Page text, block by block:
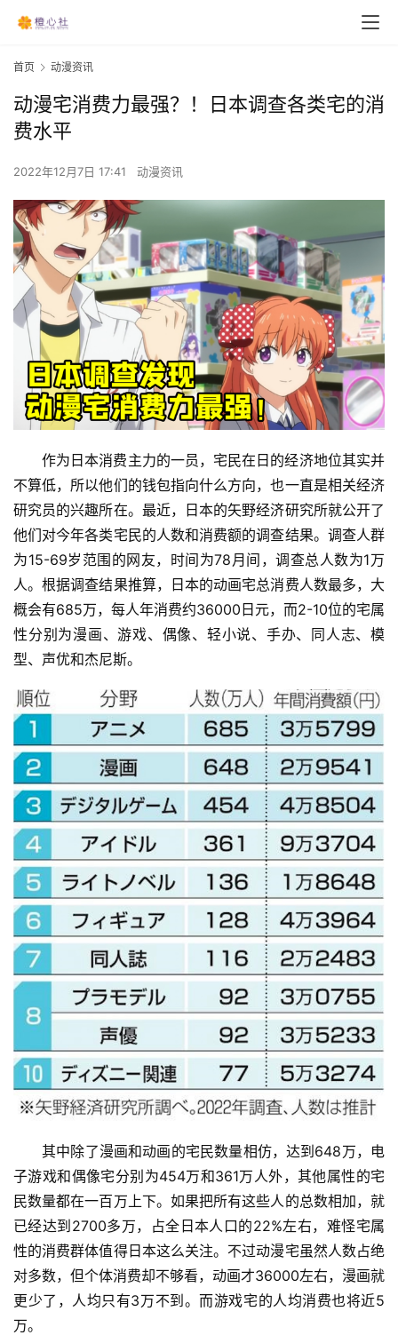
首页 动漫资讯
动漫宅消费力最强？！日本调查各类宅的消
费水平
2022年12月7日 17:41 动漫资讯
作为日本消费主力的一员，宅民在日的经济地位其实并
不算低，所以他们的钱包指向什么方向，也一直是相关经济
研究员的兴趣所在。最近，日本的矢野经济研究所就公开了
他们对今年各类宅民的人数和消费额的调查结果。调查人群
为15-69岁范围的网友，时间为78月间，调查总人数为1万
人。根据调查结果推算，日本的动画宅总消费人数最多，大
概会有685万，每人年消费约36000日元，而2-10位的宅属
性分别为漫画、游戏、偶像、轻小说、手办、同人志、模
型、声优和杰尼斯。
其中除了漫画和动画的宅民数量相仿，达到648万，电
子游戏和偶像宅分别为454万和361万人外，其他属性的宅
民数量都在一百万上下。如果把所有这些人的总数相加，就
已经达到2700多万，占全日本人口的22%左右，难怪宅属
性的消费群体值得日本这么关注。不过动漫宅虽然人数占绝
对多数，但个体消费却不够看，动画才36000左右，漫画就
更少了，人均只有3万不到。而游戏宅的人均消费也将近5
万。